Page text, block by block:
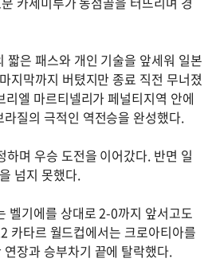
짧은 패스와 개인 기술을 앞세워 일본
지막까지 버텼지만 종료 직전 무너졌
엘 마르티넬리가 페널티지역 안에
질의 극적인 역전승을 완성했다.
며 우승 도전을 이어갔다. 반면 일
넘지 못했다.
벨기에를 상대로 2-0까지 앞서고도
카타르 월드컵에서는 크로아티아를
장과 승부차기 끝에 탈락했다.